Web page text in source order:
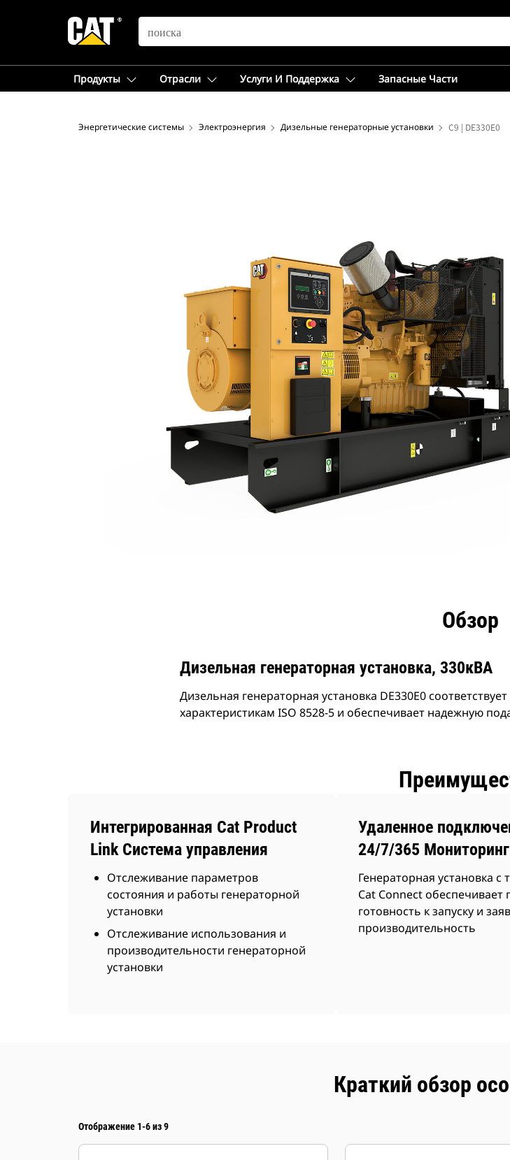
SEARCH
Продукты Отрасли Услуги И Поддержка Запасные Части
Энергетические системы Электроэнергия Дизельные генераторные установки C9 | DE330E0
Обзор
Дизельная генераторная установка, 330кВА
Дизельная генераторная установка DE330E0
характеристикам ISO 8528-5 и обеспечивает надежную
Интегрированная Cat Product
Link Система управления
Отслеживание параметров
состояния и работы генераторной
установки
Отслеживание использования и
производительности генераторной
установки
Удаленное
24/7/365 Мониторинг
Генераторная установка с
Cat Connect обеспечивает
готовность к запуску и
производительность
Краткий обзор
Отображение 1-6 из 9